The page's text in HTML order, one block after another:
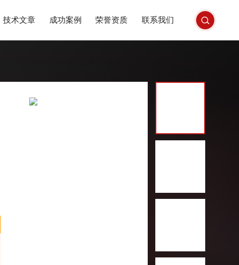
技术文章 成功案例 荣誉资质 联系我们